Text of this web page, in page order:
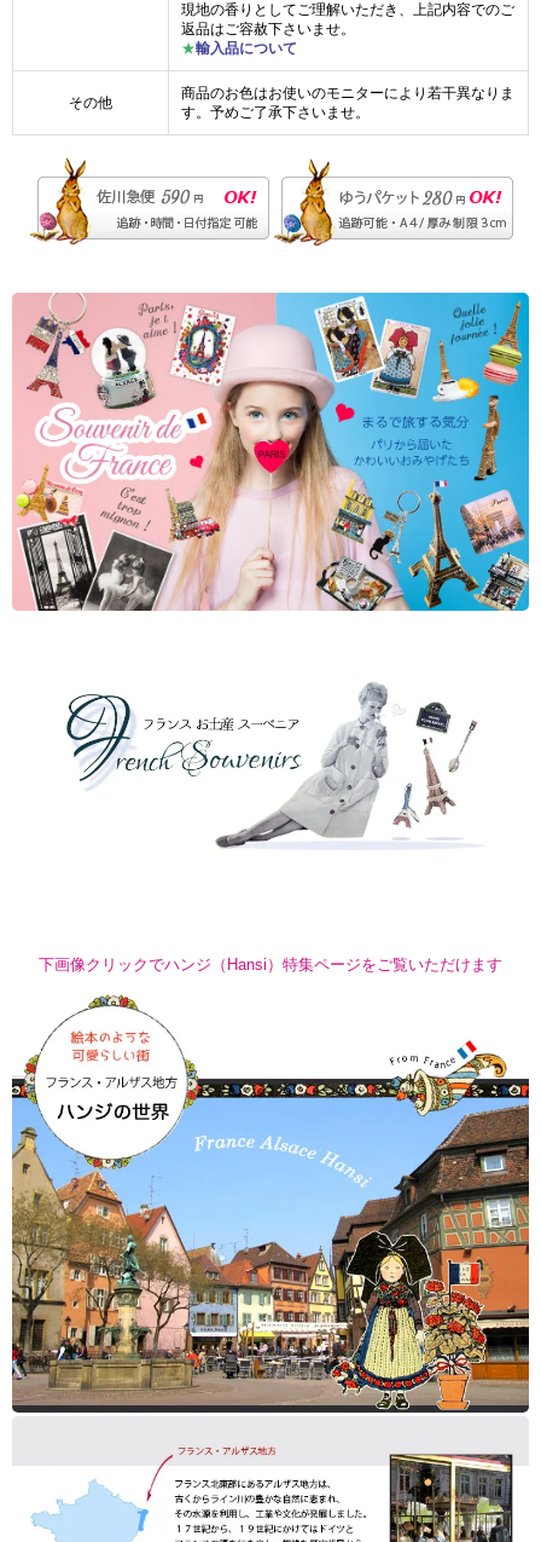
現地の香りとしてご理解いただき、上記内容でのご
返品はご容赦下さいませ。
★輸入品について
その他
商品のお色はお使いのモニターにより若干異なりま
す。予めご了承下さいませ。
下画像クリックでハンジ（Hansi）特集ページをご覧いただけます